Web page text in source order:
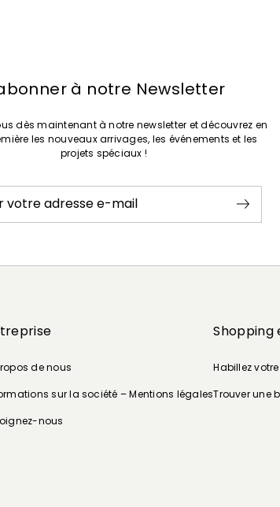
à notre Newsletter
dès maintenant à notre newsletter et découvrez en
les nouveaux arrivages, les événements et les
projets spéciaux !
votre adresse e-mail
de nous
sur la société – Mentions légales
nous
Shopping
Habillez
Trouver une